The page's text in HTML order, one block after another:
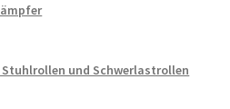
und Schwerlastrollen